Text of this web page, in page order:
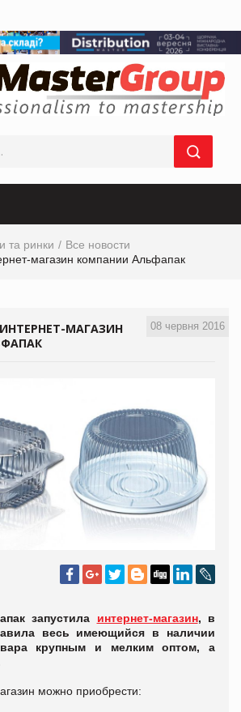
та ринки
Все новости
магазин компании Альфапак
08 червня 2016
МАГАЗИН
запустила интернет-магазин, в
весь имеющийся в наличии
крупным и мелким оптом, а
можно приобрести: